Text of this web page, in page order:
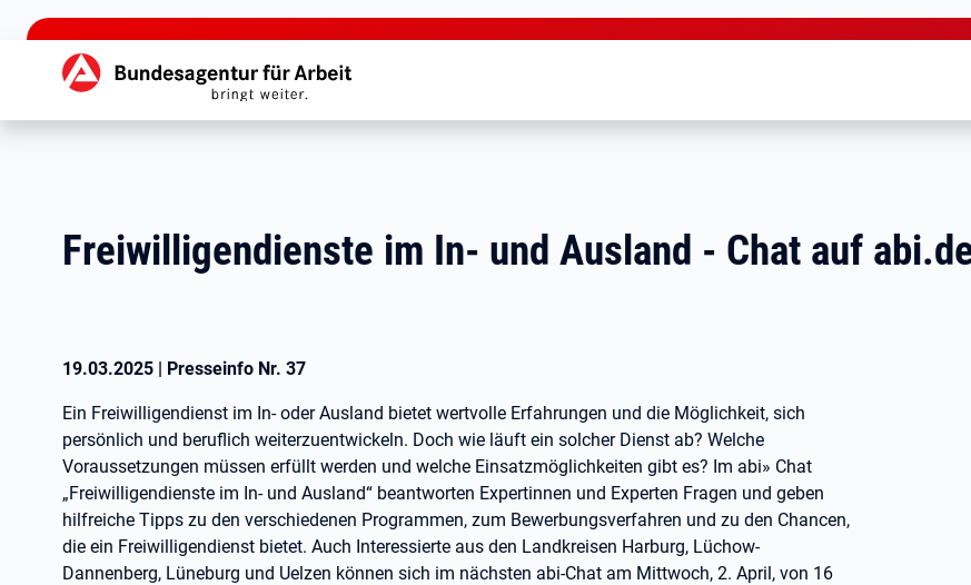
zu den Hauptinhalten springen
Hauptnavigation
Freiwilligendienste im In- und Ausland - Chat auf
19.03.2025 | Presseinfo Nr. 37
Ein Freiwilligendienst im In- oder Ausland bietet wertvolle Erfahrungen und die Möglichkeit, sich
persönlich und beruflich weiterzuentwickeln. Doch wie läuft ein solcher Dienst ab? Welche
Voraussetzungen müssen erfüllt werden und welche Einsatzmöglichkeiten gibt es? Im abi» Chat
„Freiwilligendienste im In- und Ausland“ beantworten Expertinnen und Experten Fragen und geben
hilfreiche Tipps zu den verschiedenen Programmen, zum Bewerbungsverfahren und zu den Chancen,
die ein Freiwilligendienst bietet. Auch Interessierte aus den Landkreisen Harburg, Lüchow-
Dannenberg, Lüneburg und Uelzen können sich im nächsten abi-Chat am Mittwoch, 2. April, von 16